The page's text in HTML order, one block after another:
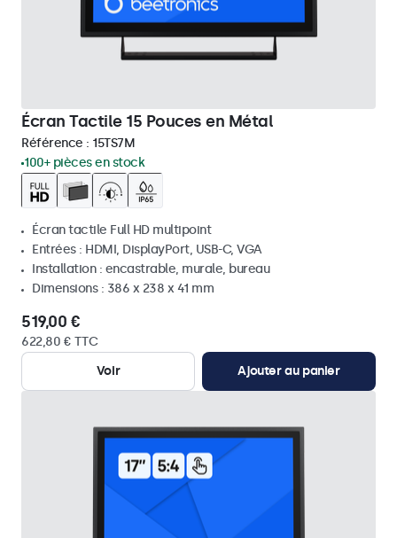
Écran Tactile 15 Pouces en Métal
Référence : 15TS7M
100+ pièces en stock
Écran tactile Full HD multipoint
Entrées : HDMI, DisplayPort, USB-C, VGA
Installation : encastrable, murale, bureau
Dimensions : 386 x 238 x 41 mm
519,00 €
622,80 € TTC
Voir
Ajouter au panier